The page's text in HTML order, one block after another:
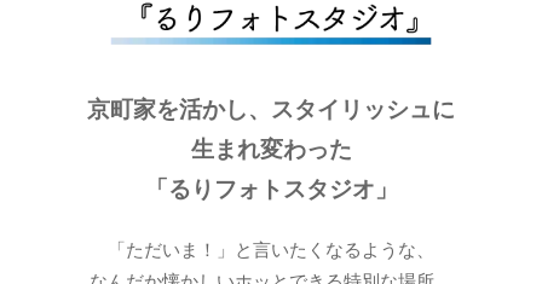
京町家を活かし、スタイリッシュに
生まれ変わった
「るりフォトスタジオ」
「ただいま！」と言いたくなるような、